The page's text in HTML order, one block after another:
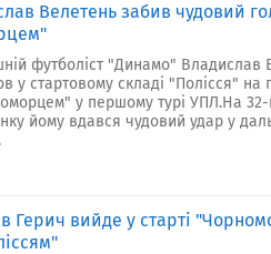
Велетень забив чудовий
футболіст "Динамо" Владислав
у стартовому складі "Полісся" на
у першому турі УПЛ.На 32-
йому вдався чудовий удар у
Герич вийде у старті